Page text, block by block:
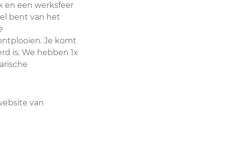
en een werksfeer
bent van het
Je komt
is. We hebben 1x
van